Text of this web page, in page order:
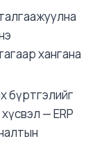
хангана
бүртгэлийг
— ERP